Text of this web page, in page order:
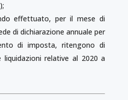
effettuato, per il mese di
di dichiarazione annuale per
di imposta, ritengono di
liquidazioni relative al 2020 a